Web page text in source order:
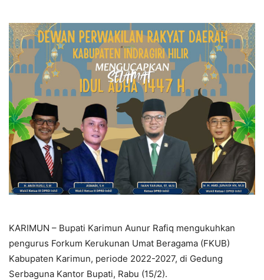
KARIMUN – Bupati Karimun Aunur Rafiq mengukuhkan
pengurus Forkum Kerukunan Umat Beragama (FKUB)
Kabupaten Karimun, periode 2022-2027, di Gedung
Serbaguna Kantor Bupati, Rabu (15/2).